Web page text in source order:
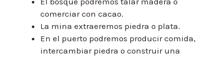
comerciar con cacao.
La mina extraeremos piedra o plata.
En el puerto podremos producir comida,
intercambiar piedra o construir una